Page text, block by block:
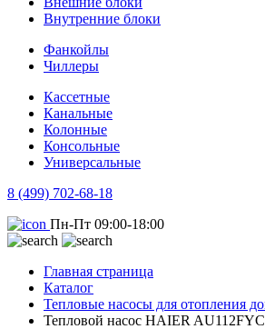
Внутренние блоки
Фанкойлы
Чиллеры
Кассетные
Канальные
Колонные
Консольные
Универсальные
8 (499) 702-68-18
Пн-Пт 09:00-18:00
Главная страница
Каталог
Тепловые насосы для отопления
Тепловой насос HAIER